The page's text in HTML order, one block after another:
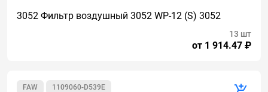
3052 Фильтр воздушный 3052 WP-12 (S) 3052
от 1 914.47 ₽
13 шт
1109060-D539E
FAW